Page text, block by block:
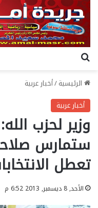
الرئيسية/أخبار عربية
أخبار عربية
وزير لحزب
ستمارس
تعطل
الأحد, 8 ديسمبر, 2013 6:52 م